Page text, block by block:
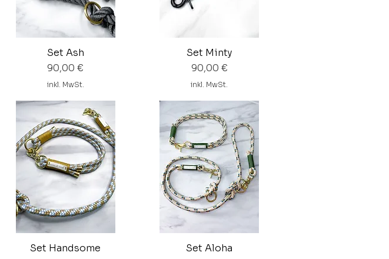
Set Ash
Preis
90,00 €
inkl. MwSt.
Set Minty
Preis
90,00 €
inkl. MwSt.
Set Handsome
Set Aloha